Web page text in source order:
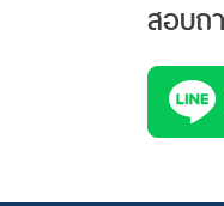
สอบถ